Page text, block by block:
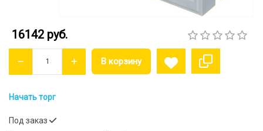
16142 руб.
Начать торг
Под заказ